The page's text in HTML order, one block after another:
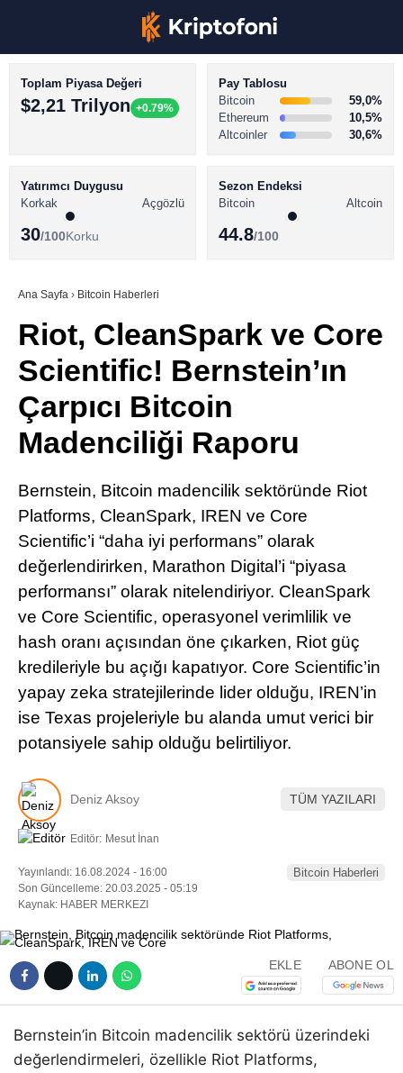
Youtube
TikTok
BİTCOİN HABERLERİ
ALTCOİN HABERLERİ
SÖZLÜK
Toplam Piyasa Değeri
$2,21 Trilyon +0.79%
Pay Tablosu
Bitcoin
59,0%
Ethereum
10,5%
Altcoinler
30,6%
Yatırımcı Duygusu
Korkak
Açgözlü
30/100Korku
Sezon Endeksi
Bitcoin
Altcoin
44.8/100
Ana Sayfa › Bitcoin Haberleri
Riot, CleanSpark ve Core
Scientific! Bernstein’ın
Çarpıcı Bitcoin
Madenciliği Raporu
Bernstein, Bitcoin madencilik sektöründe Riot
Platforms, CleanSpark, IREN ve Core
Scientific’i “daha iyi performans” olarak
değerlendirirken, Marathon Digital’i “piyasa
performansı” olarak nitelendiriyor. CleanSpark
ve Core Scientific, operasyonel verimlilik ve
hash oranı açısından öne çıkarken, Riot güç
kredileriyle bu açığı kapatıyor. Core Scientific’in
yapay zeka stratejilerinde lider olduğu, IREN’in
ise Texas projeleriyle bu alanda umut verici bir
potansiyele sahip olduğu belirtiliyor.
Deniz Aksoy TÜM YAZILARI
Editör: Mesut İnan
Yayınlandı: 16.08.2024 - 16:00
Son Güncelleme: 20.03.2025 - 05:19
Kaynak: HABER MERKEZI
Bitcoin Haberleri
EKLE ABONE OL
Bernstein’in Bitcoin madencilik sektörü üzerindeki
değerlendirmeleri, özellikle Riot Platforms,